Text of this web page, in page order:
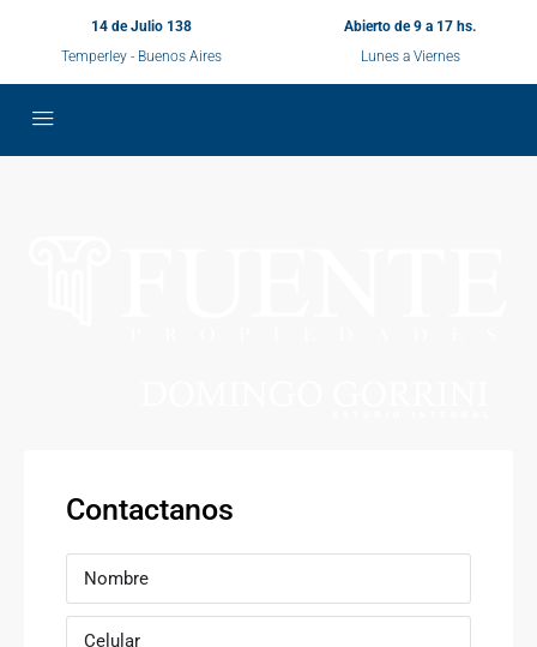
14 de Julio 138
Temperley - Buenos Aires
Abierto de 9 a 17 hs.
Lunes a Viernes
Contactanos